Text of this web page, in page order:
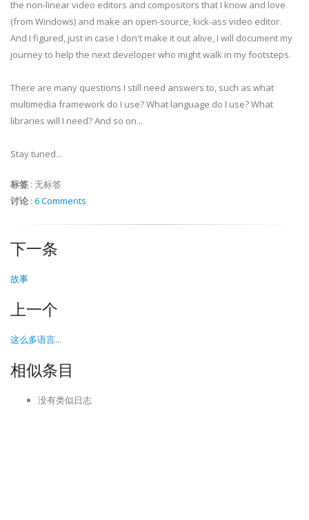
the non-linear video editors and compositors that I know and love
(from Windows) and make an open-source, kick-ass video editor.
And I figured, just in case I don't make it out alive, I will document my
journey to help the next developer who might walk in my footsteps.
There are many questions I still need answers to, such as what
multimedia framework do I use? What language do I use? What
libraries will I need? And so on...
Stay tuned...
标签 : 无标签
讨论 : 6 Comments
下一条
故事
上一个
这么多语言...
相似条目
没有类似日志